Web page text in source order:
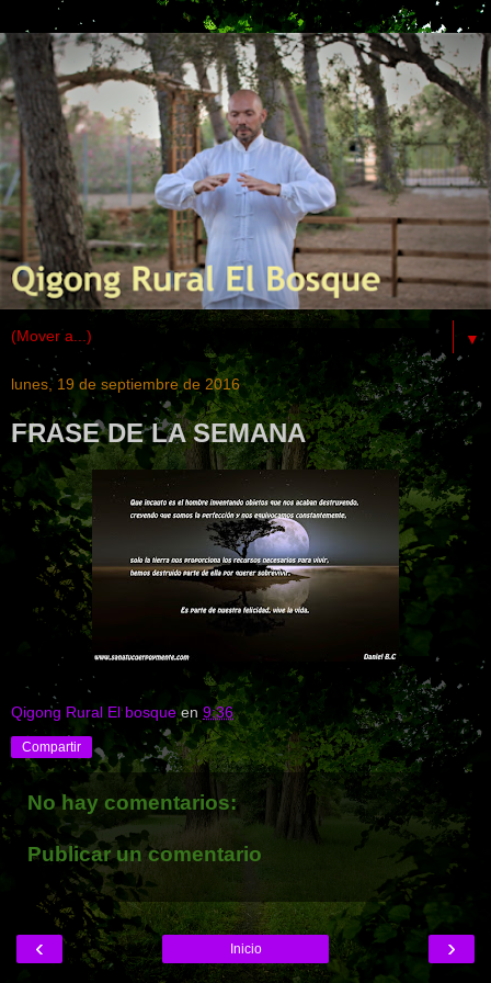
▼
lunes, 19 de septiembre de 2016
FRASE DE LA SEMANA
Qigong Rural El bosque en 9:36
Compartir
No hay comentarios:
Publicar un comentario
‹ ›
Inicio